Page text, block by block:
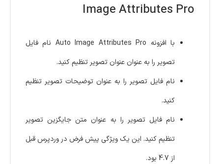
Image Attributes Pro
با افزونه Auto Image Attributes Pro نام فایل
تصویر را به عنوان عنوان تصویر تنظیم کنید.
نام فایل تصویر را به عنوان توضیحات تصویر تنظیم
کنید.
نام فایل تصویر را به عنوان متن جایگزین تصویر
تنظیم کنید. این یک ویژگی پیش فرض در وردپرس قبل
از 4.7 بود.